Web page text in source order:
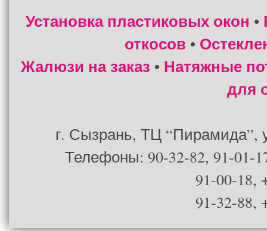
Установка пластиковых окон •
откосов •
Жалюзи на заказ • Натяжные
для
г. Сызрань, ТЦ “Пирамида”,
Телефоны: 90-32-82, 91-01-
91-00-18,
91-32-88,